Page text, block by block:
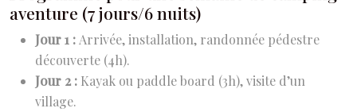
aventure (7 jours/6 nuits)
Jour 1 : Arrivée, installation, randonnée pédestre
découverte (4h).
Jour 2 : Kayak ou paddle board (3h), visite d’un
village.